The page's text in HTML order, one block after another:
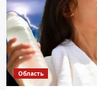
Область